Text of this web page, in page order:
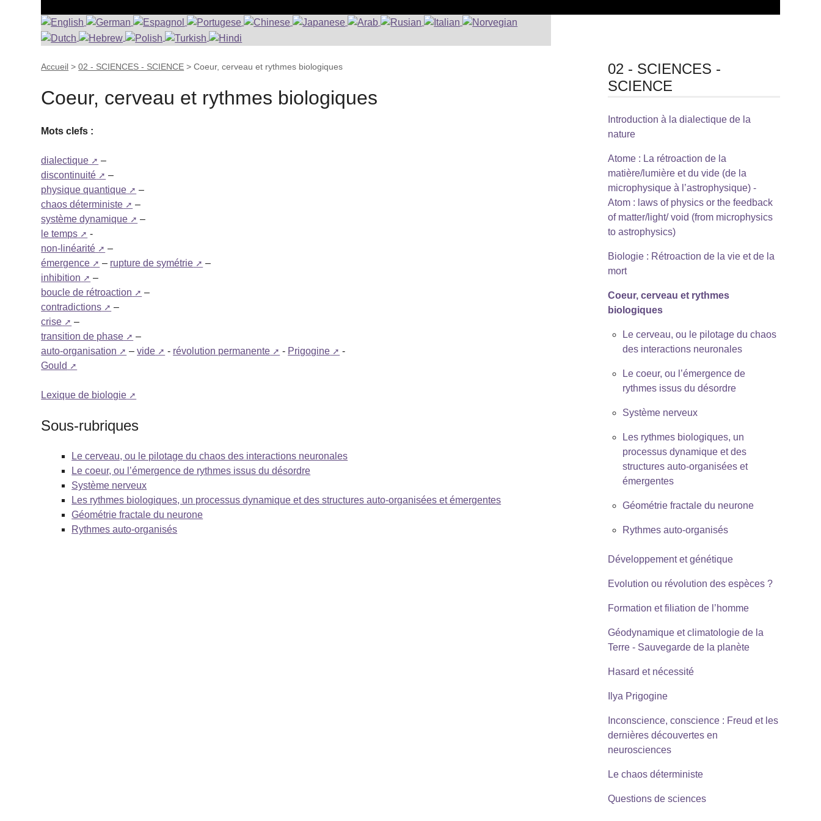
Accueil >02 - SCIENCES - SCIENCE >Coeur, cerveau et rythmes biologiques
Coeur, cerveau et rythmes biologiques
Mots clefs :
dialectique
–
discontinuité
–
physique quantique
–
chaos déterministe
–
système dynamique
–
le temps
-
non-linéarité
–
émergence
– rupture de symétrie
–
inhibition
–
boucle de rétroaction
–
contradictions
–
crise
–
transition de phase
–
auto-organisation
–vide - révolution permanente - Prigogine
-
Gould
Lexique de biologie
Sous-rubriques
Le cerveau, ou le pilotage du chaos des interactions neuronales
Le coeur, ou l’émergence de rythmes issus du désordre
Système nerveux
Les rythmes biologiques, un processus dynamique et des structures auto-organisées et émergentes
Géométrie fractale du neurone
Rythmes auto-organisés
02 - SCIENCES -
SCIENCE
Introduction à la dialectique de la
nature
Atome : La rétroaction de la
matière/lumière et du vide (de la
microphysique à l’astrophysique) -
Atom : laws of physics or the feedback
of matter/light/ void (from microphysics
to astrophysics)
Biologie : Rétroaction de la vie et de la
mort
Coeur, cerveau et rythmes
biologiques
Le cerveau, ou le pilotage du chaos
des interactions neuronales
Le coeur, ou l’émergence de
rythmes issus du désordre
Système nerveux
Les rythmes biologiques, un
processus dynamique et des
structures auto-organisées et
émergentes
Géométrie fractale du neurone
Rythmes auto-organisés
Développement et génétique
Evolution ou révolution des espèces ?
Formation et filiation de l’homme
Géodynamique et climatologie de la
Terre - Sauvegarde de la planète
Hasard et nécessité
Ilya Prigogine
Inconscience, conscience : Freud et les
dernières découvertes en
neurosciences
Le chaos déterministe
Questions de sciences